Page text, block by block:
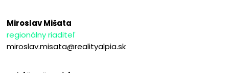
Miroslav Mišata
regionálny riaditeľ
miroslav.misata@realityalpia.sk